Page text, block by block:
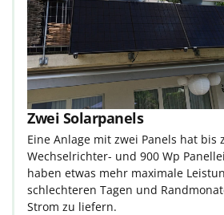
Zwei Solarpanels
Eine Anlage mit zwei Panels hat bis
Wechselrichter- und 900 Wp
haben etwas mehr maximale
schlechteren Tagen und
Strom zu liefern.